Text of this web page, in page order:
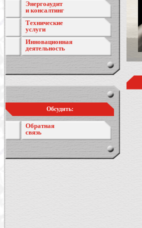
Энергоаудит
и консалтинг
Технические
услуги
Инновационная
деятельность
Обсудить:
Обратная
связь